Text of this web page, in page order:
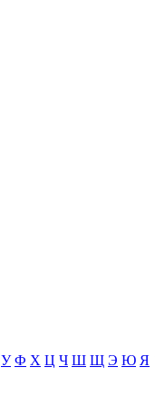
У Ф Х Ц Ч Ш Щ Э Ю Я